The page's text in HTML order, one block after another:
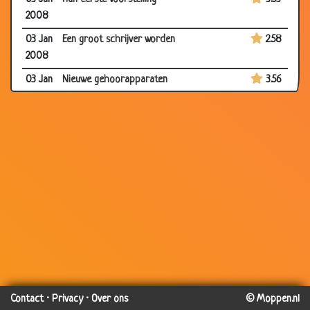
2008
03 Jan
2008
Een groot schrijver worden 2.58
03 Jan
Nieuwe gehoorapparaten 3.56
27 Dec
2007
Opscheppen
3.38
Contact· Privacy· Over ons © Moppen.nl